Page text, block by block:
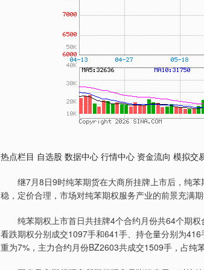
热点栏目 自选股 数据中心 行情中心 资金流向 模拟交
继7月8日9时纯苯期货在大商所挂牌上市后，纯苯
稳，定价合理，市场对纯苯期权服务产业的前景充满期
纯苯期权上市首日共挂牌4个合约月份共64个期权
看跌期权分别成交1097手和641手、持仓量分别为
重为7%，主力合约月份BZ2603共成交1509手，占纯